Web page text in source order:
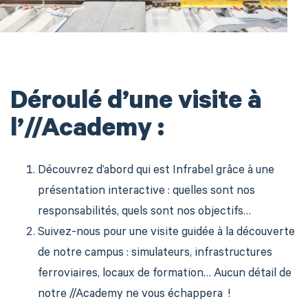
Déroulé d’une visite à
l’//Academy :
Découvrez d’abord qui est Infrabel grâce à une
présentation interactive : quelles sont nos
responsabilités, quels sont nos objectifs…
Suivez-nous pour une visite guidée à la découverte
de notre campus : simulateurs, infrastructures
ferroviaires, locaux de formation… Aucun détail de
notre //Academy ne vous échappera !